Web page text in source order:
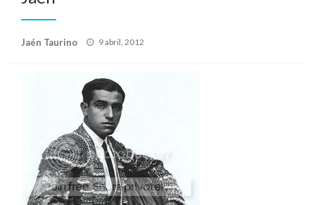
Jaén Taurino
Publicado
9 abril, 2012